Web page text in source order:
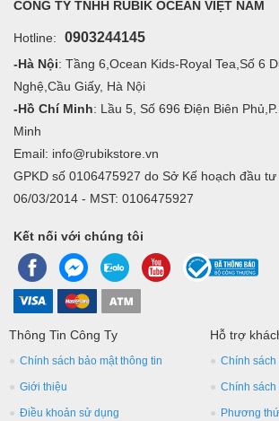
CÔNG TY TNHH RUBIK OCEAN VIỆT NAM
Hotline: 0903244145
-Hà Nội: Tầng 6,Ocean Kids-Royal Tea,Số 6
Nghệ,Cầu Giấy, Hà Nội
-Hồ Chí Minh: Lầu 5, Số 696 Điện Biên
Minh
Email: info@rubikstore.vn
GPKD số 0106475927 do Sở Kế hoạch đầu
06/03/2014 - MST: 0106475927
Kết nối với chúng tôi
Thông Tin Công Ty
Chính sách bảo mật thông tin
Giới thiệu
Điều khoản sử dụng
Hỗ trợ
Chính sách
Chính sách
Phương